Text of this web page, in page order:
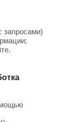
запросами)